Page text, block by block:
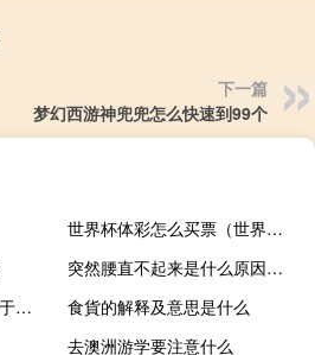
下一篇
梦幻西游神兜兜怎么快速到99个
世界杯体彩怎么买票（世界杯体彩怎么买）
突然腰直不起来是什么原因引起的
淳于髡的拼音怎么读（淳于髡读音）
食貨的解释及意思是什么
去澳洲游学要注意什么